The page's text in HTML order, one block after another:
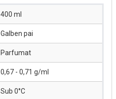
400 ml
Galben pai
Parfumat
0,67 - 0,71 g/ml
Sub 0°C